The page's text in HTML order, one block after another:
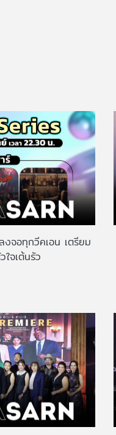
จอทุกวีคเอน เตรียม
จเต้นรัว